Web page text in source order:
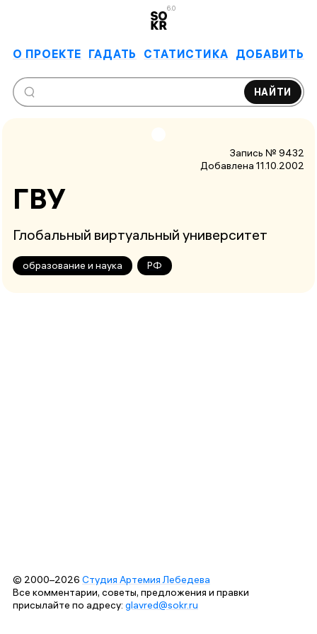
6.0
О ПРОЕКТЕ ГАДАТЬ СТАТИСТИКА ДОБАВИТЬ
НАЙТИ
Запись № 9432
Добавлена 11.10.2002
ГВУ
Глобальный виртуальный университет
образование и наука РФ
© 2000–2026 Студия Артемия Лебедева
Все комментарии, советы, предложения и правки
присылайте по адресу: glavred@sokr.ru